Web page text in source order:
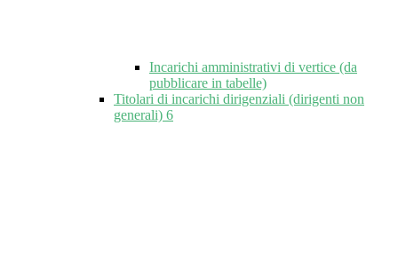
Incarichi amministrativi di vertice (da
pubblicare in tabelle)
Titolari di incarichi dirigenziali (dirigenti non
generali) 6